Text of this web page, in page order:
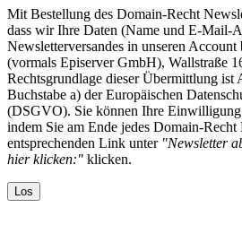
Mit Bestellung des Domain-Recht
dass wir Ihre Daten (Name und E-Mail-
Newsletterversandes in unseren
(vormals Episerver GmbH), Wallstraße
Rechtsgrundlage dieser Übermittlung ist
Buchstabe a) der Europäischen
(DSGVO). Sie können Ihre
indem Sie am Ende jedes Domain-Recht
entsprechenden Link unter "Newsletter
hier klicken:" klicken.